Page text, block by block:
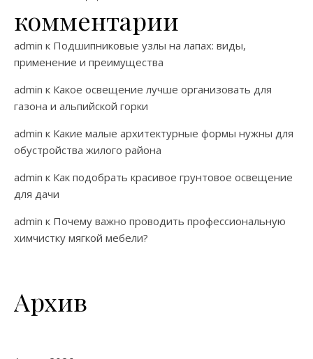
комментарии
admin к Подшипниковые узлы на лапах: виды,
применение и преимущества
admin к Какое освещение лучше организовать для
газона и альпийской горки
admin к Какие малые архитектурные формы нужны для
обустройства жилого района
admin к Как подобрать красивое грунтовое освещение
для дачи
admin к Почему важно проводить профессиональную
химчистку мягкой мебели?
Архив